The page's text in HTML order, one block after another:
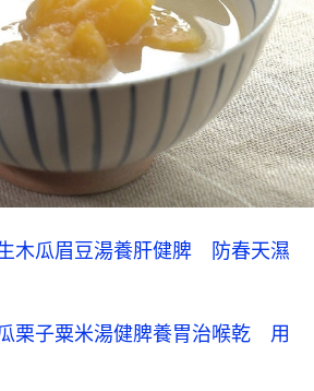
木瓜眉豆湯養肝健脾 防春天濕
栗子粟米湯健脾養胃治喉乾 用